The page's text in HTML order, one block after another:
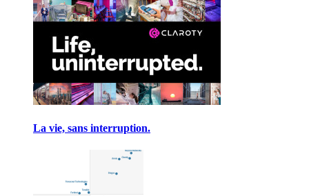
La vie, sans interruption.